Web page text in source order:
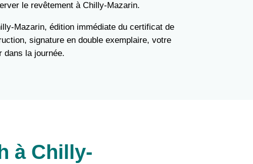
le revêtement à Chilly-Mazarin.
Mazarin, édition immédiate du certificat de
signature en double exemplaire, votre
dans la journée.
à Chilly-